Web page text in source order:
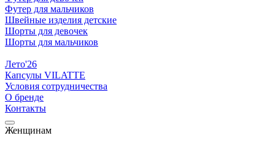
Футер для мальчиков
Швейные изделия детские
Шорты для девочек
Шорты для мальчиков
Лето'26
Капсулы VILATTE
Условия сотрудничества
О бренде
Контакты
Женщинам